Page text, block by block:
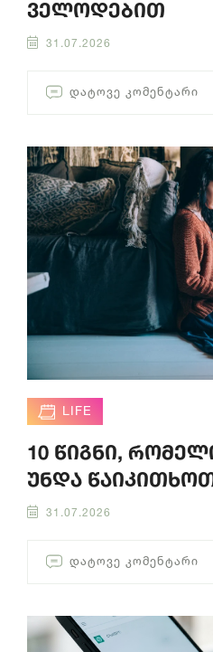
ველოდებით
31.07.2026
ᲓᲐᲢᲝᲕᲔ ᲙᲝᲛᲔᲜᲢᲐᲠᲘ
LIFE
10 წიგნი,
უნდა
31.07.2026
ᲓᲐᲢᲝᲕᲔ ᲙᲝᲛᲔᲜᲢᲐᲠᲘ